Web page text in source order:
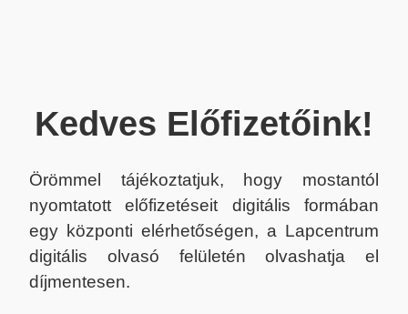
Kedves Előfizetőink!
Örömmel tájékoztatjuk, hogy mostantól
nyomtatott előfizetéseit digitális formában
egy központi elérhetőségen, a Lapcentrum
digitális olvasó felületén olvashatja el
díjmentesen.